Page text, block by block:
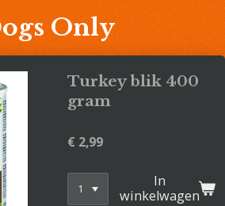
Only
Turkey blik 400
gram
€ 2,99
In
winkelwagen